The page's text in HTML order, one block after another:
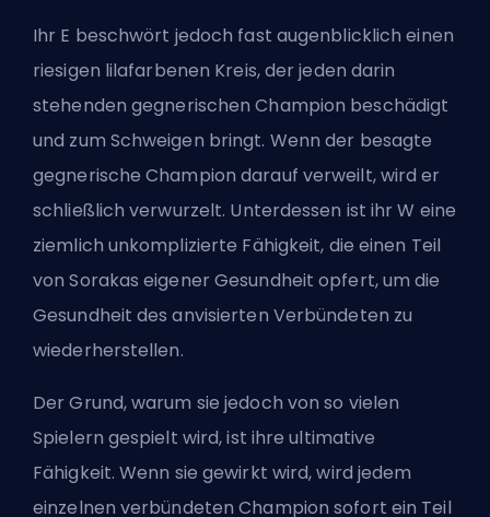
Ihr E beschwört jedoch fast augenblicklich einen
riesigen lilafarbenen Kreis, der jeden darin
stehenden gegnerischen Champion beschädigt
und zum Schweigen bringt. Wenn der besagte
gegnerische Champion darauf verweilt, wird er
schließlich verwurzelt. Unterdessen ist ihr W eine
ziemlich unkomplizierte Fähigkeit, die einen Teil
von Sorakas eigener Gesundheit opfert, um die
Gesundheit des anvisierten Verbündeten zu
wiederherstellen.
Der Grund, warum sie jedoch von so vielen
Spielern gespielt wird, ist ihre ultimative
Fähigkeit. Wenn sie gewirkt wird, wird jedem
einzelnen verbündeten Champion sofort ein Teil